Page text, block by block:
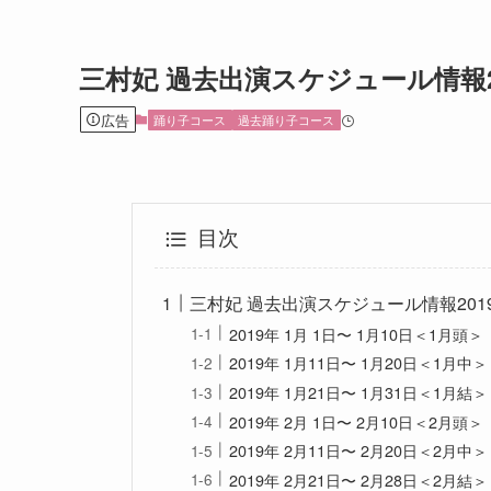
三村妃 過去出演スケジュール情
広告 踊り子コース 過去踊り子コース
目次
三村妃 過去出演スケジュール情報
2019年 1月 1日〜 1月10日＜1月頭＞
2019年 1月11日〜 1月20日＜1月中＞
2019年 1月21日〜 1月31日＜1月結＞
2019年 2月 1日〜 2月10日＜2月頭＞
2019年 2月11日〜 2月20日＜2月中＞
2019年 2月21日〜 2月28日＜2月結＞